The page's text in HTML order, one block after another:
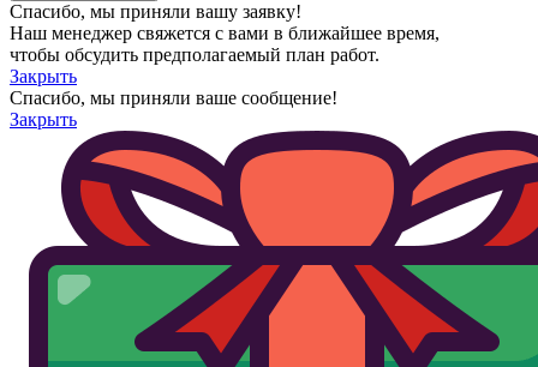
Спасибо, мы приняли вашу заявку!
Наш менеджер свяжется с вами в ближайшее время,
чтобы обсудить предполагаемый план работ.
Закрыть
Спасибо, мы приняли ваше сообщение!
Закрыть